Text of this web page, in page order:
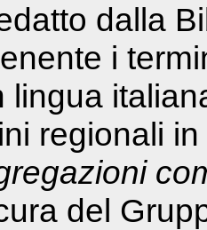
dalla
i
lingua
regionali
del